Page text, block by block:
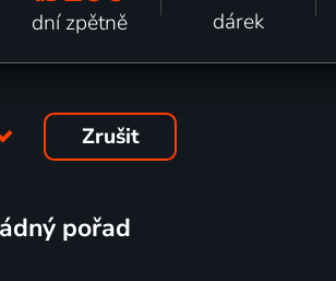
dní zpětně dárek
Zrušit
pořad